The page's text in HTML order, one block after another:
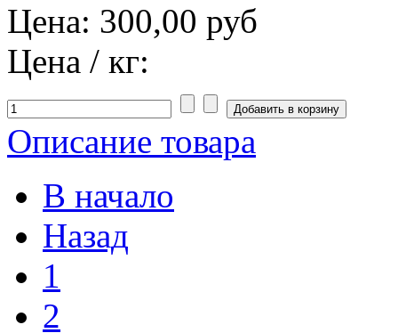
Цена: 300,00 руб
Цена / кг:
Описание товара
В начало
Назад
1
2